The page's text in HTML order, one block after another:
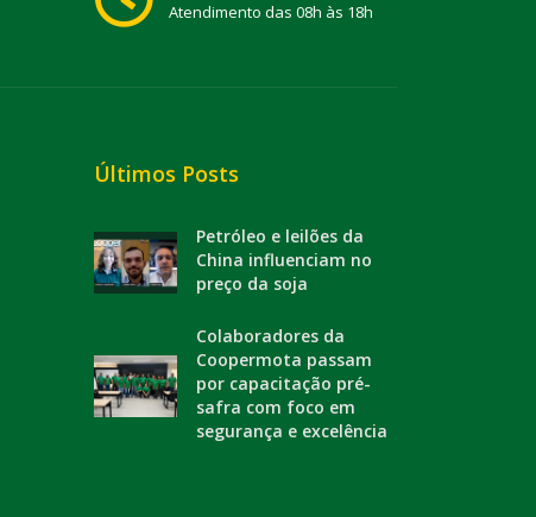
Atendimento das 08h às 18h
Últimos Posts
Petróleo e leilões da
China influenciam no
preço da soja
Colaboradores da
Coopermota passam
por capacitação pré-
safra com foco em
segurança e excelência